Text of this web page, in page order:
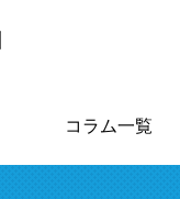
コラム一覧